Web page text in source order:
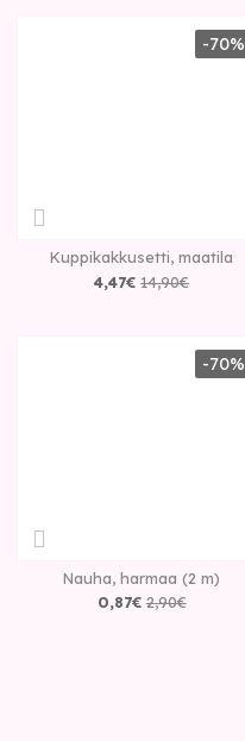
Kuppikakkusetti, maatila
4,47€ 14,90€
-70%
Nauha, harmaa (2 m)
0,87€ 2,90€
-70%